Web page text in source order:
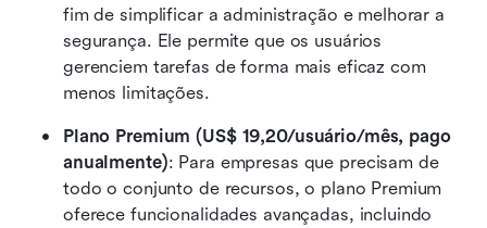
fim de simplificar a administração e melhorar a
segurança. Ele permite que os usuários
gerenciem tarefas de forma mais eficaz com
menos limitações.
Plano Premium (US$ 19,20/usuário/mês, pago
anualmente): Para empresas que precisam de
todo o conjunto de recursos, o plano Premium
oferece funcionalidades avançadas, incluindo